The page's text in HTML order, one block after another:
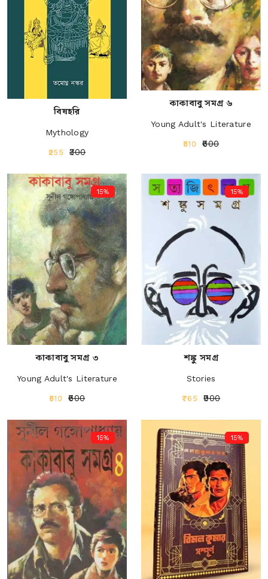
বিষহরি
Mythology
₹255 ₹300
কাকাবাবু সমগ্র ৬
Young Adult's Literature
₹510 ₹600
15%
কাকাবাবু সমগ্র ৩
Young Adult's Literature
₹510 ₹600
15%
শঙ্কু সমগ্র
Stories
₹765 ₹900
15% 15%